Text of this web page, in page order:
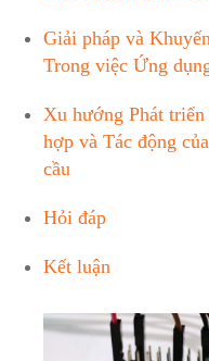
Giải pháp và
Trong việc Ứng
Xu hướng Phát
hợp và Tác động
cầu
Hỏi đáp
Kết luận